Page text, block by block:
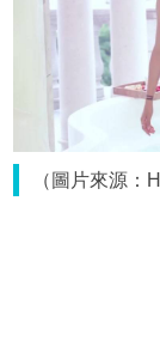
（圖片來源：